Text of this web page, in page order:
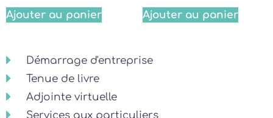
Ajouter au panier Ajouter au panier
Démarrage d'entreprise
Tenue de livre
Adjointe virtuelle
Services aux particuliers